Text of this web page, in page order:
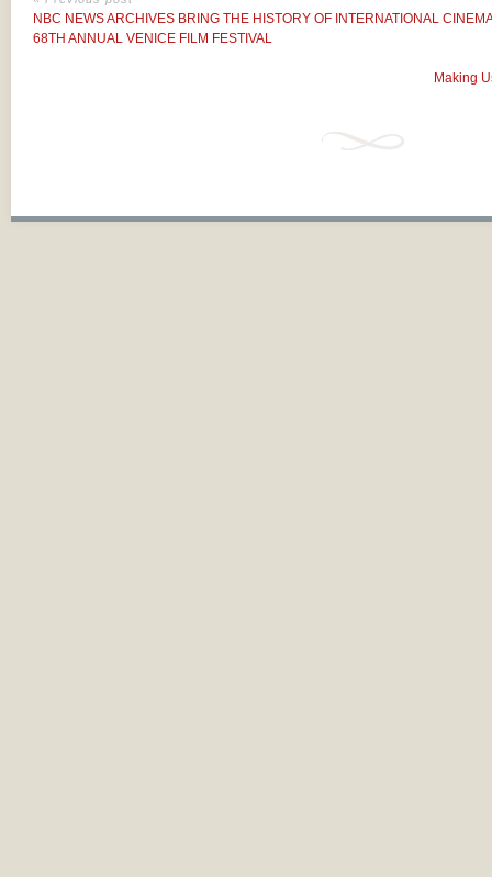
NBC NEWS ARCHIVES BRING THE HISTORY OF INTERNATIONAL
68TH ANNUAL VENICE FILM FESTIVAL
Making